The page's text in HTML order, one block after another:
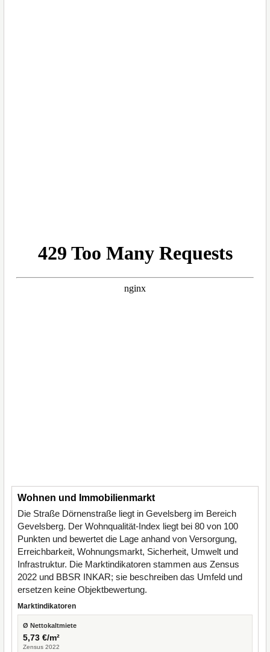
Wohnen und Immobilienmarkt
Die Straße Dörnenstraße liegt in Gevelsberg im Bereich
Gevelsberg. Der Wohnqualität-Index liegt bei 80 von 100
Punkten und bewertet die Lage anhand von Versorgung,
Erreichbarkeit, Wohnungsmarkt, Sicherheit, Umwelt und
Infrastruktur. Die Marktindikatoren stammen aus Zensus
2022 und BBSR INKAR; sie beschreiben das Umfeld und
ersetzen keine Objektbewertung.
Marktindikatoren
Ø Nettokaltmiete
5,73 €/m²
Zensus 2022